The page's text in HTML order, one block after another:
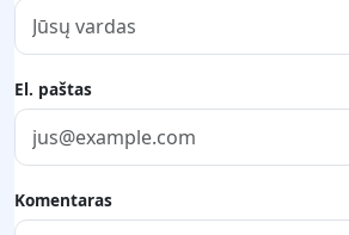
El. paštas
Komentaras